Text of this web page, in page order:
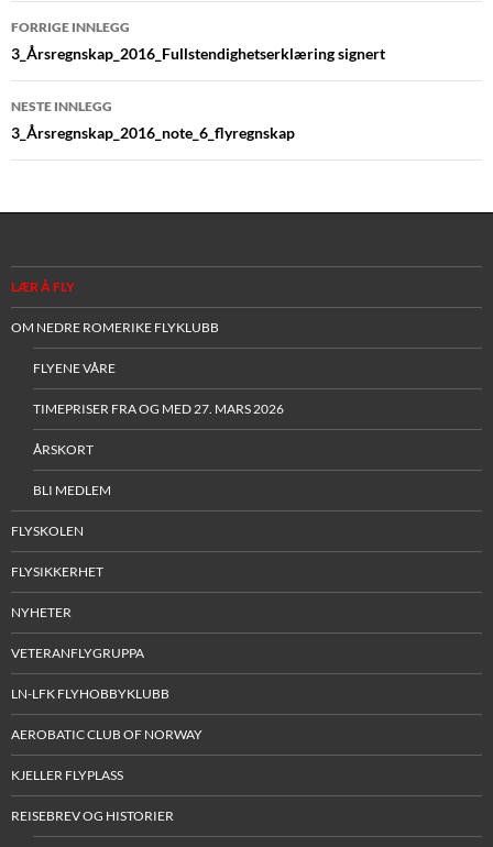
Innleggsnavigasjon
FORRIGE INNLEGG
3_Årsregnskap_2016_Fullstendighetserklæring signert
NESTE INNLEGG
3_Årsregnskap_2016_note_6_flyregnskap
LÆR Å FLY
OM NEDRE ROMERIKE FLYKLUBB
FLYENE VÅRE
TIMEPRISER FRA OG MED 27. MARS 2026
ÅRSKORT
BLI MEDLEM
FLYSKOLEN
FLYSIKKERHET
NYHETER
VETERANFLYGRUPPA
LN-LFK FLYHOBBYKLUBB
AEROBATIC CLUB OF NORWAY
KJELLER FLYPLASS
REISEBREV OG HISTORIER